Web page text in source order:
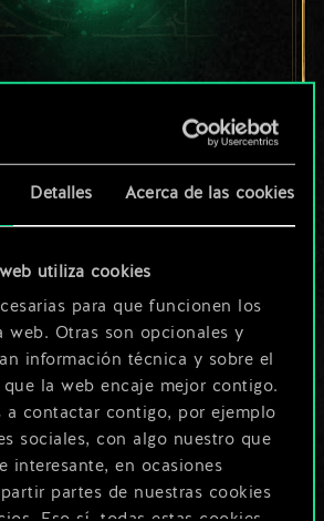
Detalles Acerca de las cookies
utiliza cookies
para que funcionen los
web. Otras son opcionales y
información técnica y sobre el
la web encaje mejor contigo.
a contactar contigo, por ejemplo
sociales, con algo nuestro que
interesante, en ocasiones
partes de nuestras cookies
de
compartido.
más!
a esta baraja y crear